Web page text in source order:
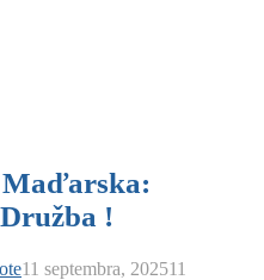
!
11 septembra, 202511